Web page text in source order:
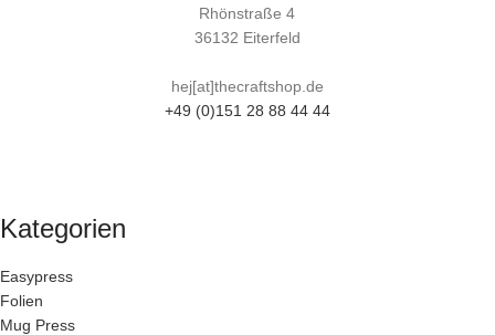
Rhönstraße 4
36132 Eiterfeld
hej[at]thecraftshop.de
+49 (0)151 28 88 44 44
Kategorien
Easypress
Folien
Mug Press